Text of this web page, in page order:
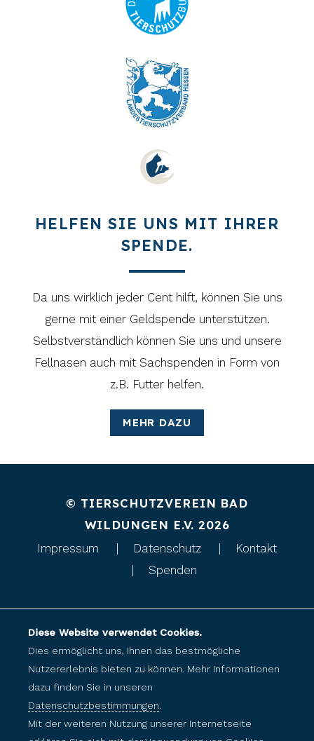
HELFEN SIE UNS MIT IHRER
SPENDE.
Da uns wirklich jeder Cent hilft, können Sie uns
gerne mit einer Geldspende unterstützen.
Selbstverständlich können Sie uns und unsere
Fellnasen auch mit Sachspenden in Form von
z.B. Futter helfen.
MEHR DAZU
© TIERSCHUTZVEREIN BAD
WILDUNGEN E.V. 2026
Impressum Datenschutz
Kontakt
Spenden
Diese Website verwendet Cookies.
Dies ermöglicht uns, Ihnen das bestmögliche
Nutzererlebnis bieten zu können. Mehr Informationen
dazu finden Sie in unseren
Datenschutzbestimmungen.
Mit der weiteren Nutzung unserer Internetseite